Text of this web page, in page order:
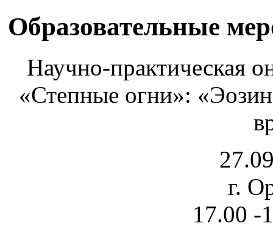
Образовательные
Научно-практическая
«Степные огни»:
г.
17.00 -